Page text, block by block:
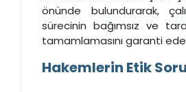
önünde bulundurarak,
sürecinin bağımsız ve
tamamlamasını garanti
Hakemlerin Etik